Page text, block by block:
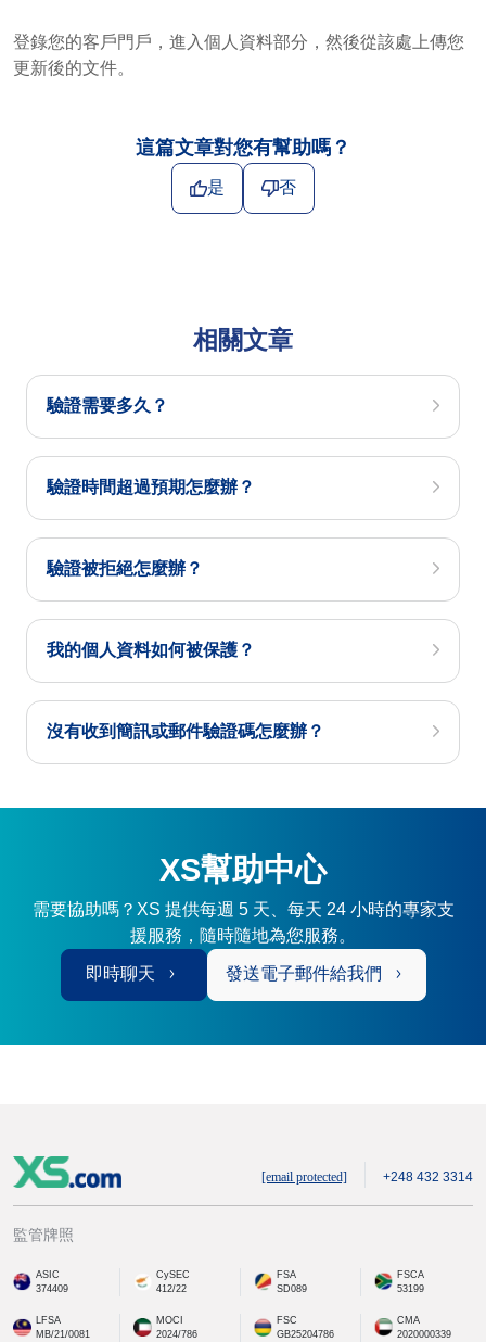
登錄您的客戶門戶，進入個人資料部分，然後從該處上傳您
更新後的文件。
這篇文章對您有幫助嗎？
是 否
相關文章
驗證需要多久？
驗證時間超過預期怎麼辦？
驗證被拒絕怎麼辦？
我的個人資料如何被保護？
沒有收到簡訊或郵件驗證碼怎麼辦？
XS幫助中心
需要協助嗎？XS 提供每週 5 天、每天 24 小時的專家支
援服務，隨時隨地為您服務。
即時聊天 發送電子郵件給我們
[email protected] +248 432 3314
監管牌照
ASIC
374409
CySEC
412/22
FSA
SD089
FSCA
53199
LFSA
MB/21/0081
MOCI
2024/786
FSC
GB25204786
CMA
2020000339